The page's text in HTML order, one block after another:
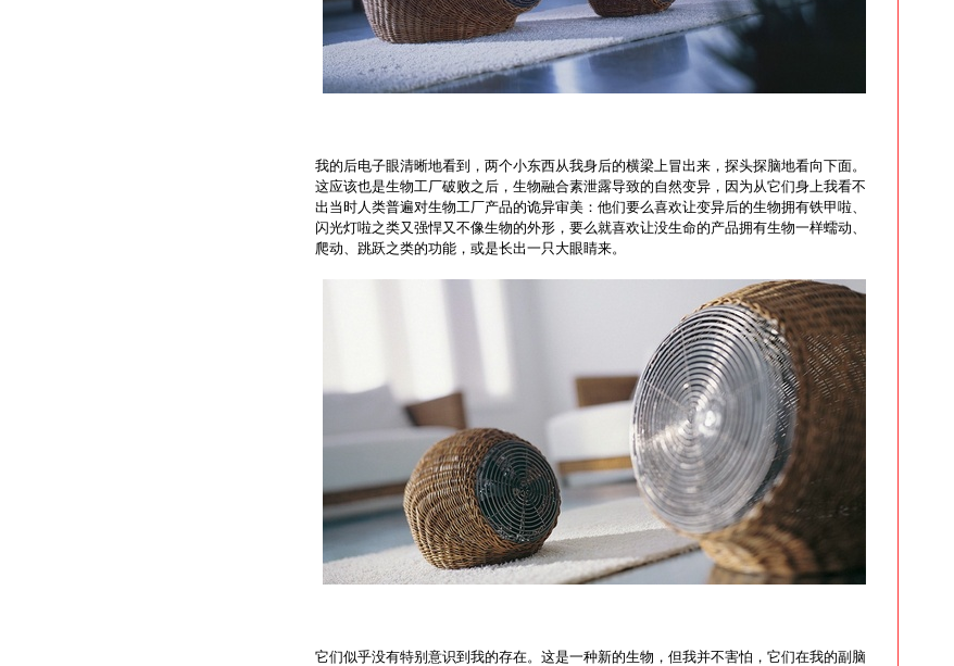
我的后电子眼清晰地看到，两个小东西从我身后的横梁上冒出来，探头探脑地看向下面。
这应该也是生物工厂破败之后，生物融合素泄露导致的自然变异，因为从它们身上我看不
出当时人类普遍对生物工厂产品的诡异审美：他们要么喜欢让变异后的生物拥有铁甲啦、
闪光灯啦之类又强悍又不像生物的外形，要么就喜欢让没生命的产品拥有生物一样蠕动、
爬动、跳跃之类的功能，或是长出一只大眼睛来。
它们似乎没有特别意识到我的存在。这是一种新的生物，但我并不害怕，它们在我的副脑